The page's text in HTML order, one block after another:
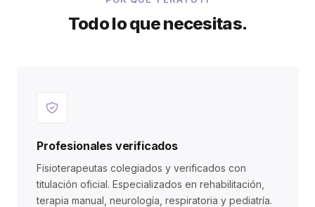
Todo lo que necesitas.
Profesionales verificados
Fisioterapeutas colegiados y verificados con
titulación oficial. Especializados en rehabilitación,
terapia manual, neurología, respiratoria y pediatría.